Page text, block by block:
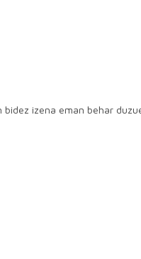
izena eman behar duzue.